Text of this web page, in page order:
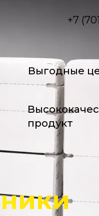
+7
Выгодные
продукт